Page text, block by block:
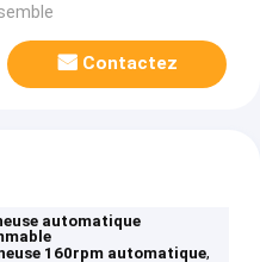
Contactez
automatique
160rpm automatique,